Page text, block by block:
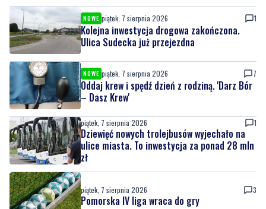
NOWE piątek, 7 sierpnia 2026 1
Kolejna inwestycja drogowa zakończona.
Ulica Sudecka już przejezdna
NOWE piątek, 7 sierpnia 2026 7
Oddaj krew i spędź dzień z rodziną. 'Darz Bór
– Dasz Krew'
piątek, 7 sierpnia 2026 1
Dziewięć nowych trolejbusów wyjechało na
ulice miasta. To inwestycja za ponad 28 mln
zł
piątek, 7 sierpnia 2026 3
Pomorska IV liga wraca do gry